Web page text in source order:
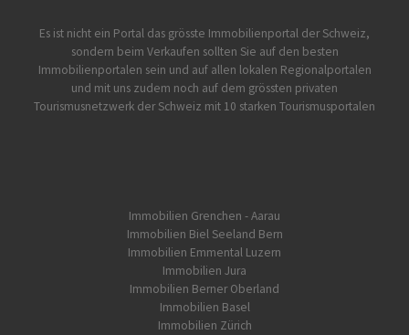
Es ist nicht ein Portal das grösste Immobilienportal der Schweiz,
sondern beim Verkaufen sollten Sie auf den besten
Immobilienportalen sein und auf allen lokalen Regionalportalen
und mit uns zudem noch auf dem grössten privaten
Tourismusnetzwerk der Schweiz mit 10 starken Tourismusportalen
Immobilien Grenchen - Aarau
Immobilien Biel Seeland Bern
Immobilien Emmental Luzern
Immobilien Jura
Immobilien Berner Oberland
Immobilien Basel
Immobilien Zürich